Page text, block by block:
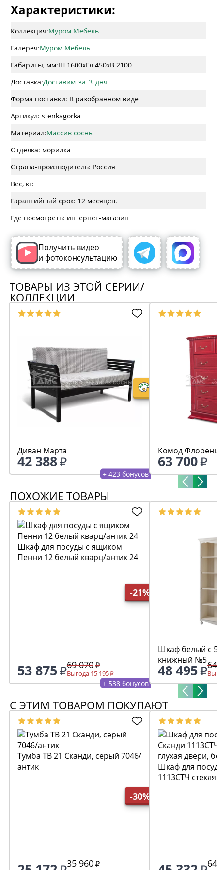
Характеристики:
Коллекция:Муром Мебель
Галерея:Муром Мебель
Габариты, мм:Ш 1600xГл 450xВ 2100
Доставка:Доставим_за_3_дня
Форма поставки: В разобранном виде
Артикул: stenkagorka
Материал:Массив сосны
Отделка: морилка
Страна-производитель: Россия
Вес, кг:
Гарантийный срок: 12 месяцев.
Где посмотреть: интернет-магазин
Получить видео
и фотоконсультацию
ТОВАРЫ ИЗ ЭТОЙ СЕРИИ/
КОЛЛЕКЦИИ
Диван Марта
42 388
+ 423 бонусов
Комод
63 700
ПОХОЖИЕ ТОВАРЫ
-21%
Шкаф для посуды с ящиком
Пенни 12 белый кварц/антик 24
53 875 69 070
Выгода 15 195
+ 538 бонусов
Шкаф белый с
книжный №5
48 495
С ЭТИМ ТОВАРОМ ПОКУПАЮТ
-30%
Тумба ТВ 21 Сканди, серый 7046/
антик
35 960
Шкаф для
1113СТЧ